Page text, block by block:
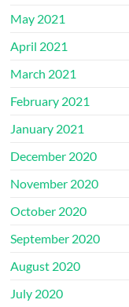
May 2021
April 2021
March 2021
February 2021
January 2021
December 2020
November 2020
October 2020
September 2020
August 2020
July 2020